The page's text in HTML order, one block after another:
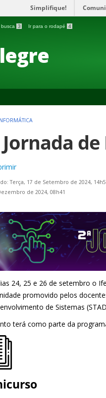
Simplifique!
3 Ir para o rodapé 4
Jornada
Terça, 17 de Setembro de 2024,
de 2024, 08h41
24, 25 e 26 de setembro o
promovido pelos
de Sistemas
terá como parte da